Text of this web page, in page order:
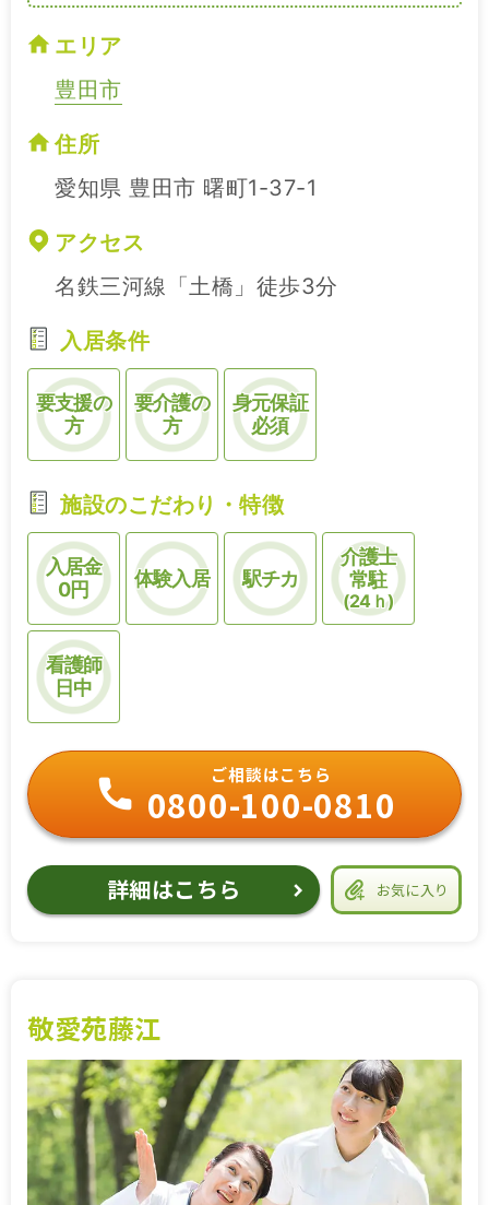
エリア
豊田市
住所
愛知県 豊田市 曙町1-37-1
アクセス
名鉄三河線「土橋」徒歩3分
入居条件
要支援の
方
要介護の
方
身元保証
必須
施設のこだわり・特徴
入居金
0円
体験入居 駅チカ
介護士
常駐
(24ｈ)
看護師
日中
お気に入り
ご相談はこちら
0800-100-0810
詳細はこちら
敬愛苑藤江